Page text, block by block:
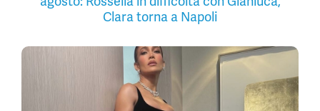
Clara torna a Napoli